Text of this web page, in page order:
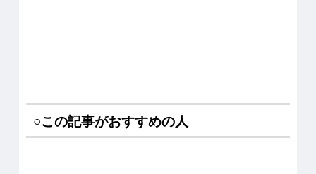
○この記事がおすすめの人